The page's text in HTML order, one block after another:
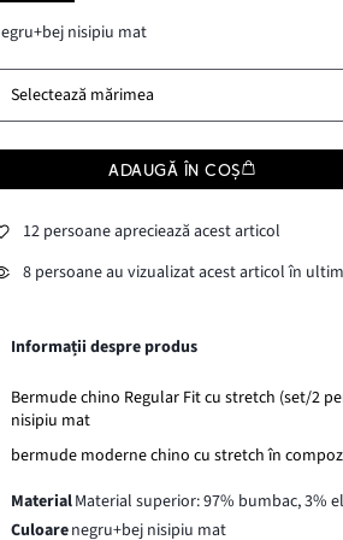
nisipiu mat
Selectează mărimea
ADAUGĂ ÎN COȘ
12 persoane apreciează acest articol
8 persoane au vizualizat acest articol în
Informații despre produs
Bermude chino Regular Fit cu stretch (set/2
nisipiu mat
bermude moderne chino cu stretch în
MaterialMaterial superior: 97% bumbac, 3%
Culoarenegru+bej nisipiu mat